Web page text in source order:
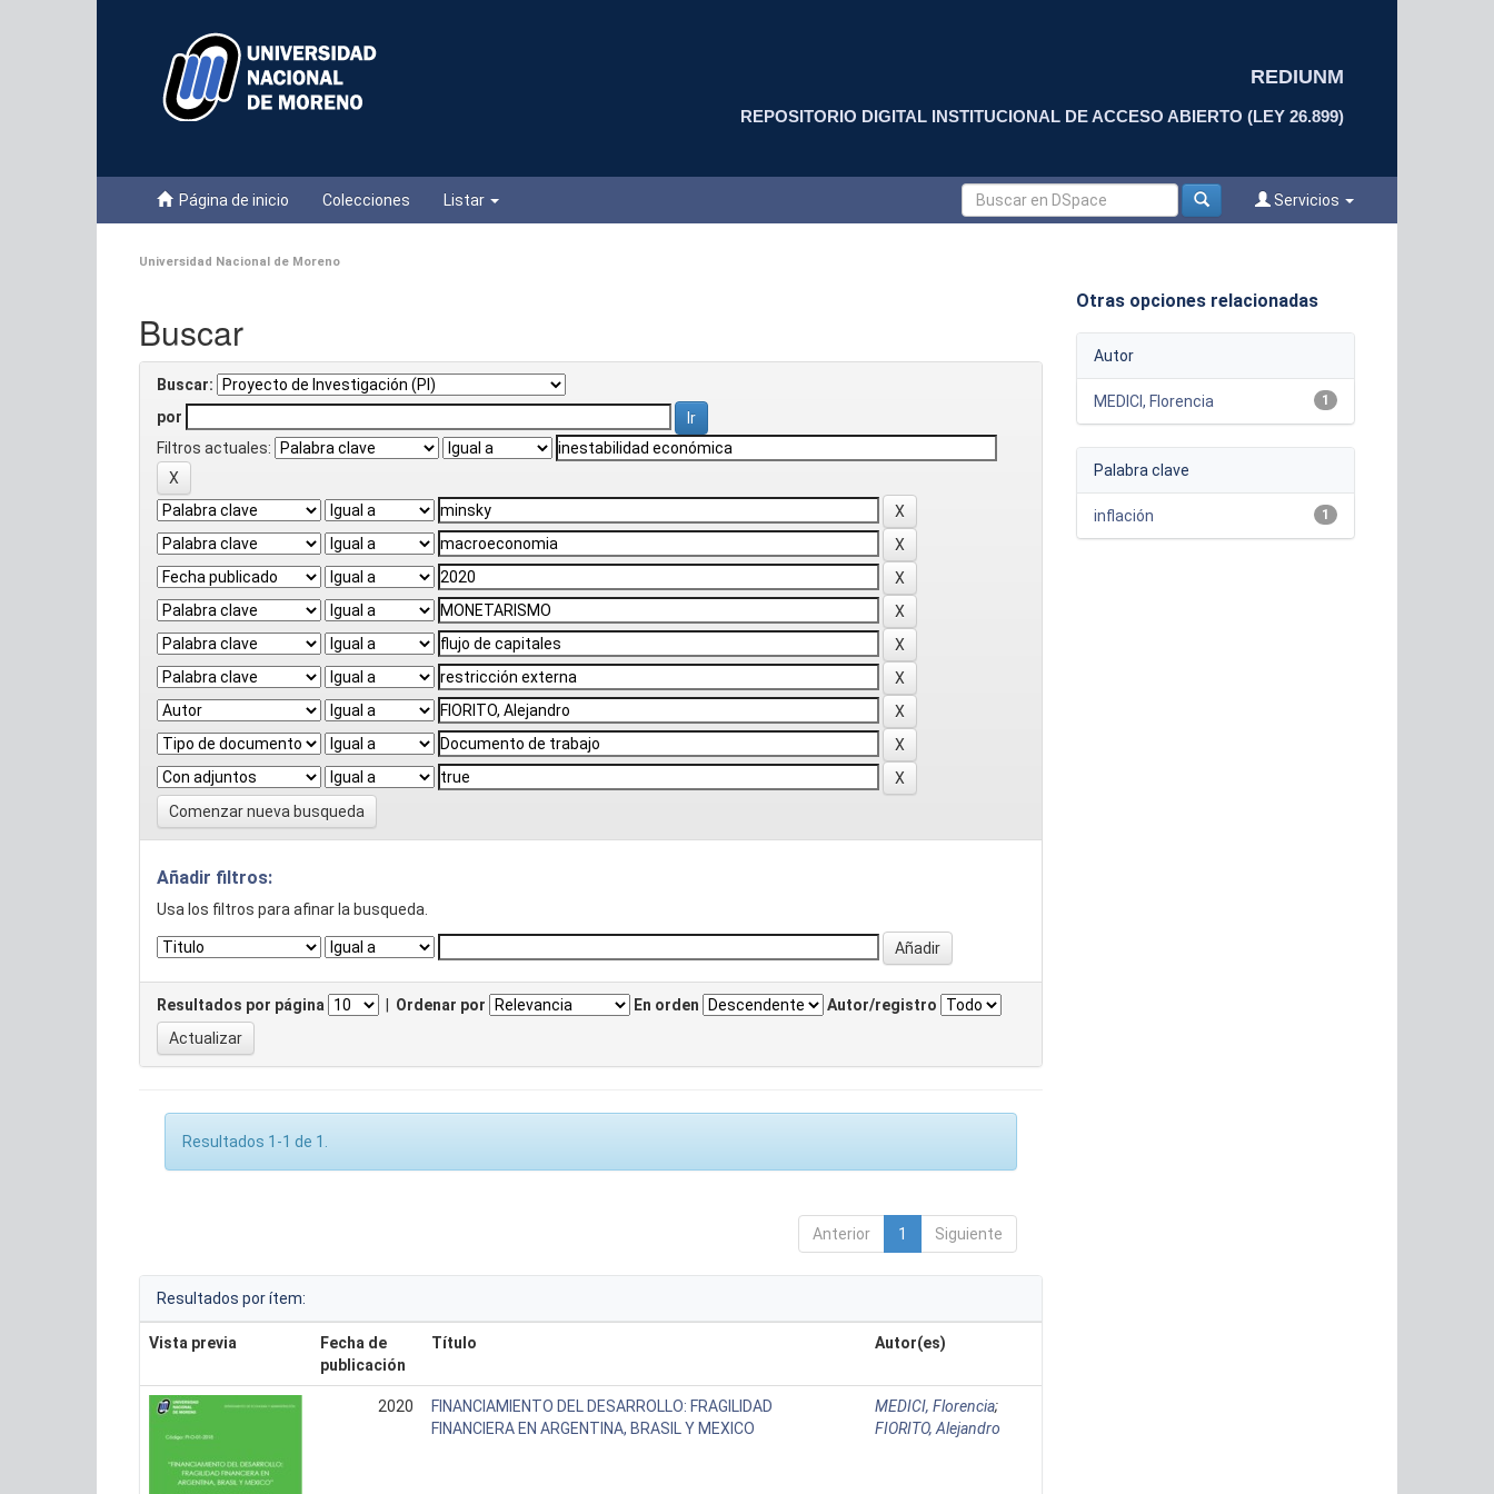
REDIUNM
REPOSITORIO DIGITAL INSTITUCIONAL DE ACCESO ABIERTO (LEY 26.899)
Página de inicio Colecciones Listar Servicios
Universidad Nacional de Moreno
Buscar
Buscar:
por
Filtros actuales:
Comenzar nueva busqueda
Añadir filtros:
Usa los filtros para afinar la busqueda.
Resultados por página Ordenar por En orden Autor/registro
Resultados 1-1 de 1.
Anterior 1 Siguiente
Resultados por ítem:
Vista previa
Fecha de
publicación
Título Autor(es)
2020
FINANCIAMIENTO DEL DESARROLLO: FRAGILIDAD
FINANCIERA EN ARGENTINA, BRASIL Y MEXICO
MEDICI, Florencia;
FIORITO, Alejandro
Otras opciones relacionadas
Autor
1
MEDICI, Florencia
Palabra clave
1
inflación